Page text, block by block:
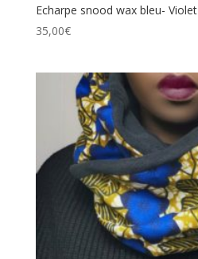
Echarpe snood wax bleu- Violet
35,00€